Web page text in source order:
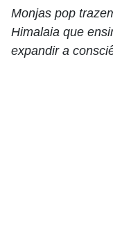
Monjas pop
Himalaia que
expandir a